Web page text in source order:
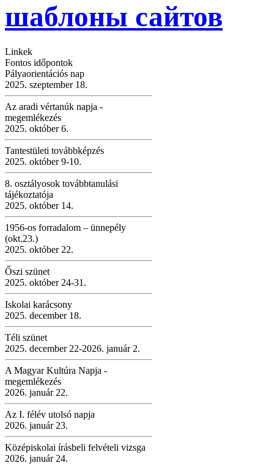
шаблоны сайтов
Linkek
Fontos időpontok
Pályaorientációs nap
2025. szeptember 18.
Az aradi vértanúk napja -
megemlékezés
2025. október 6.
Tantestületi továbbképzés
2025. október 9-10.
8. osztályosok továbbtanulási
tájékoztatója
2025. október 14.
1956-os forradalom – ünnepély
(okt.23.)
2025. október 22.
Őszi szünet
2025. október 24-31.
Iskolai karácsony
2025. december 18.
Téli szünet
2025. december 22-2026. január 2.
A Magyar Kultúra Napja -
megemlékezés
2026. január 22.
Az I. félév utolsó napja
2026. január 23.
Középiskolai írásbeli felvételi vizsga
2026. január 24.